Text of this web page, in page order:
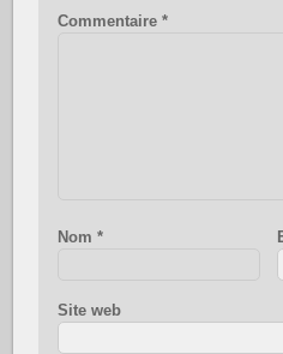
Commentaire *
Nom *
Site web